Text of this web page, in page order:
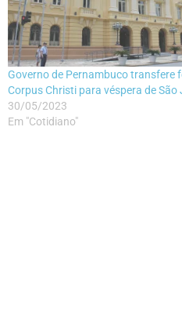
Governo de Pernambuco transfere
Corpus Christi para véspera de São
30/05/2023
Em "Cotidiano"